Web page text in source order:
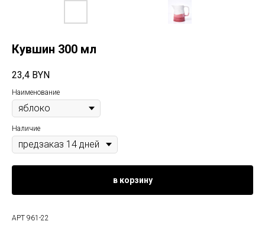
Кувшин 300 мл
23,4 BYN
Наименование
Наличие
в корзину
АРТ 961-22